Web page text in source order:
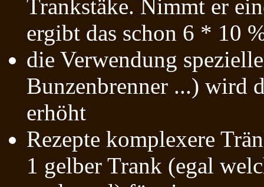
Trankstäke. Nimmt er
ergibt das schon 6 * 10
die Verwendung
Bunzenbrenner ...) wird
erhöht
Rezepte komplexere
1 gelber Trank (egal